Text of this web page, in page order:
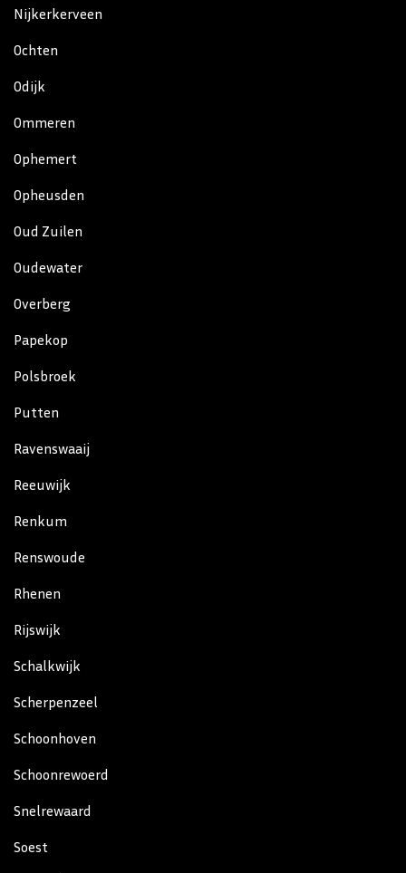
Nijkerkerveen
Ochten
Odijk
Ommeren
Ophemert
Opheusden
Oud Zuilen
Oudewater
Overberg
Papekop
Polsbroek
Putten
Ravenswaaij
Reeuwijk
Renkum
Renswoude
Rhenen
Rijswijk
Schalkwijk
Scherpenzeel
Schoonhoven
Schoonrewoerd
Snelrewaard
Soest